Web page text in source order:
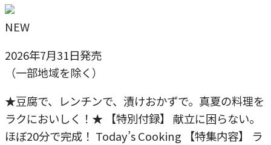
NEW
2026年7月31日発売
（一部地域を除く）
★豆腐で、レンチンで、漬けおかずで。真夏の料理を
ラクにおいしく！★ 【特別付録】 献立に困らない。
ほぼ20分で完成！ Today’s Cooking 【特集内容】 ラ